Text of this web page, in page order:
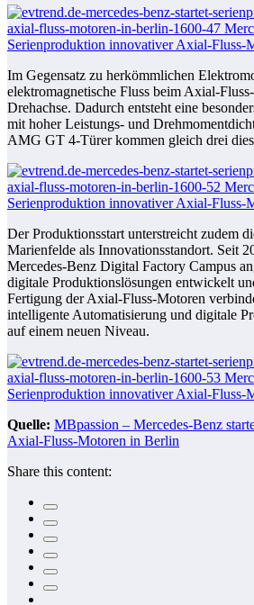
Im Gegensatz zu herkömmlichen
elektromagnetische Fluss beim Axial-
Drehachse. Dadurch entsteht eine
mit hoher Leistungs- und
AMG GT 4-Türer kommen gleich drei
Der Produktionsstart unterstreicht zudem
Marienfelde als Innovationsstandort. Seit
Mercedes-Benz Digital Factory Campus
digitale Produktionslösungen entwickelt
Fertigung der Axial-Fluss-Motoren
intelligente Automatisierung und digitale
auf einem neuen Niveau.
Quelle: MBpassion – Mercedes-Benz
Axial-Fluss-Motoren in Berlin
Share this content: